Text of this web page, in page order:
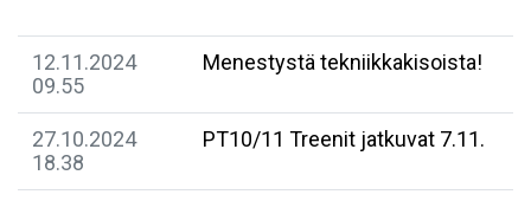
12.11.2024
09.55
Menestystä tekniikkakisoista!
27.10.2024
18.38
PT10/11 Treenit jatkuvat 7.11.